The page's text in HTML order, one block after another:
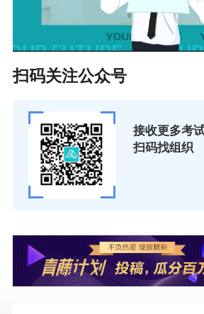
扫码关注公众号
接收更多考
扫码找组织